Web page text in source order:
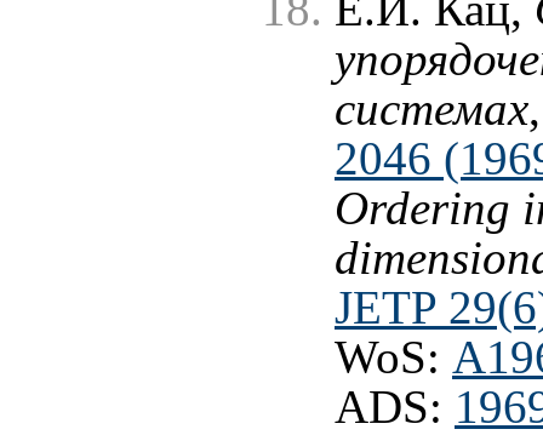
Е.И. Кац,
системах
2046
Ordering
JETP
WoS:
ADS: